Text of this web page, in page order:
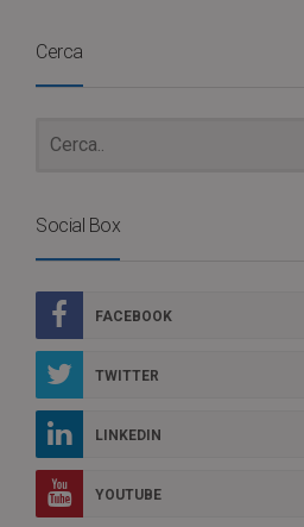
Cerca
Social Box
FACEBOOK
TWITTER
LINKEDIN
YOUTUBE